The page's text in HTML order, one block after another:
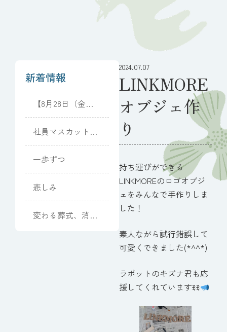
新着情報
【8月28日（金）
開催】向日葵と夏
光のピアノコンサ
ート
社員マスカット
(Muscat)
一歩ずつ
悲しみ
変わる葬式、消え
2024.07.07
LINKMORE
オブジェ作
り
持ち運びができる
LINKMOREのロゴオブジ
ェをみんなで手作りしま
した！
素人ながら試行錯誤して
可愛くできました(*^^*)
ラボットのキズナ君も応
援してくれていますꉂꉂ